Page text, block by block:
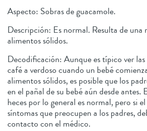
Aspecto: Sobras de guacamole.
Descripción: Es normal. Resulta de una
alimentos sólidos.
Decodificación: Aunque es típico ver las
café a verdoso cuando un bebé
alimentos sólidos, es posible que los
en el pañal de su bebé aún desde antes.
heces por lo general es normal, pero si
síntomas que preocupen a los padres,
contacto con el médico.